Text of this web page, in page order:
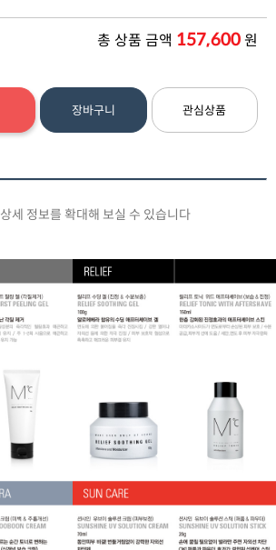
총 상품 금액 157,600원
장바구니 관심상품
상세 정보를 확대해 보실 수 있습니다